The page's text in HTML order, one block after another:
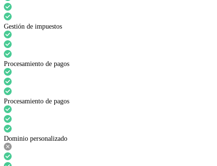
Gestión de impuestos
Procesamiento de pagos
Procesamiento de pagos
Dominio personalizado